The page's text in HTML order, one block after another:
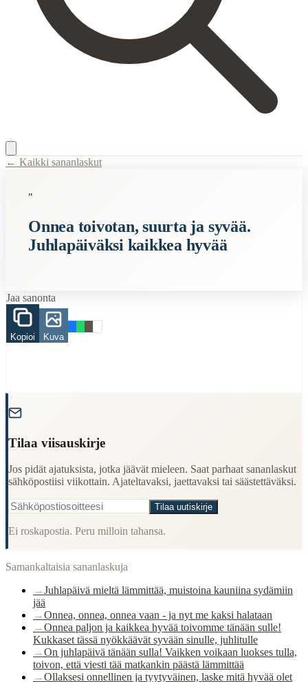
Semantic Themes
Syntymäpäivä
onni
suuri
juhlapäivä
Cultural Context
Language:Finnish (suomi)
Origin:Finland
← Kaikki sananlaskut
"
Onnea toivotan, suurta ja syvää.
Juhlapäiväksi kaikkea hyvää
Jaa sanonta
Kopioi Kuva
Tilaa viisauskirje
Jos pidät ajatuksista, jotka jäävät mieleen. Saat parhaat sananlaskut
sähköpostiisi viikottain. Ajateltavaksi, jaettavaksi tai säästettäväksi.
Tilaa uutiskirje
Ei roskapostia. Peru milloin tahansa.
Samankaltaisia sananlaskuja
→Juhlapäivä mieltä lämmittää, muistoina kauniina sydämiin
jää
→Onnea, onnea, onnea vaan - ja nyt me kaksi halataan
→Onnea paljon ja kaikkea hyvää toivomme tänään sulle!
Kukkaset tässä nyökkäävät syvään sinulle, juhlitulle
→On juhlapäivä tänään sulla! Vaikken voikaan luokses tulla,
toivon, että viesti tää matkankin päästä lämmittää
→Ollaksesi onnellinen ja tyytyväinen, laske mitä hyvää olet